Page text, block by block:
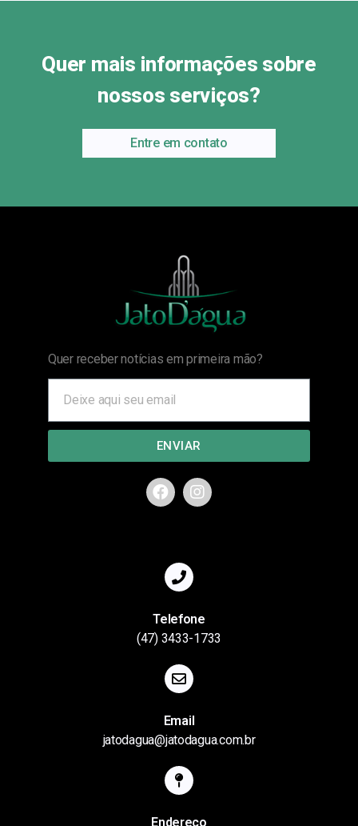
Quer mais informações sobre
nossos serviços?
Entre em contato
Quer receber notícias em primeira mão?
ENVIAR
Telefone
(47) 3433-1733
Email
jatodagua@jatodagua.com.br
Endereço